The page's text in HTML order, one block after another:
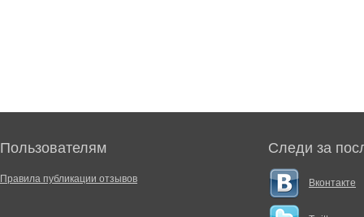
Пользователям
Правила публикации отзывов
Следи за
Вконтакте